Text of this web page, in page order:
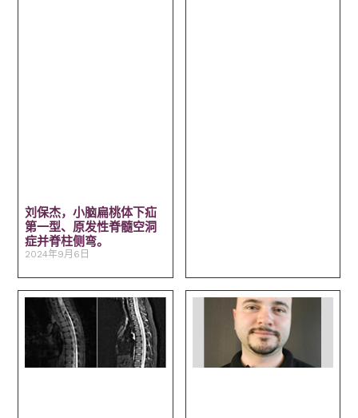
刘保杰，小脑扁桃体下疝
第一型、原发性脊髓空洞
症并脊柱侧弯。
2024年9月6日